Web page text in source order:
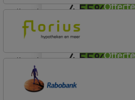
4,55%
lineair
4,55%
Florius
Profijt twaalf
lineair
Florius
Profijt twaalf